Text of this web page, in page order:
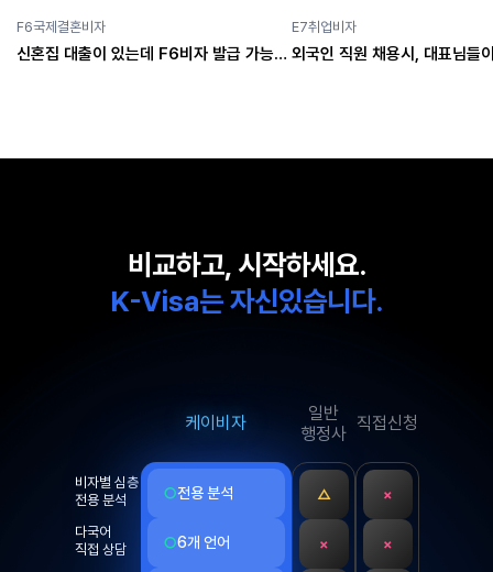
F6국제결혼비자
신혼집 대출이 있는데 F6비자 발급 가능할까요?
E7취업비자
비교하고, 시작하세요.
K-Visa는 자신있습니다.
비자별 심층
전용 분석
다국어
직접 상담
케이비자
○전용 분석
○6개 언어
일반
행정사
△
×
직접신청
×
×